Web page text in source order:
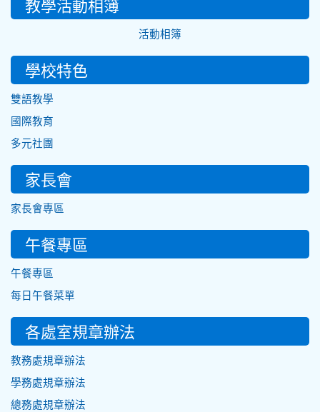
教學活動相簿
活動相簿
學校特色
雙語教學
國際教育
多元社團
家長會
家長會專區
午餐專區
午餐專區
每日午餐菜單
各處室規章辦法
教務處規章辦法
學務處規章辦法
總務處規章辦法